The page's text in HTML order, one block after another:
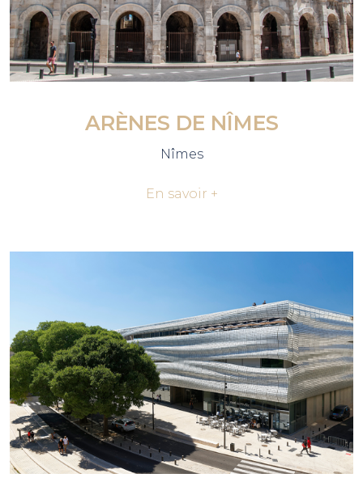
ARÈNES DE NÎMES
Nîmes
En savoir +